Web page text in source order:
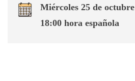
Miércoles 25 de octubre
18:00 hora española